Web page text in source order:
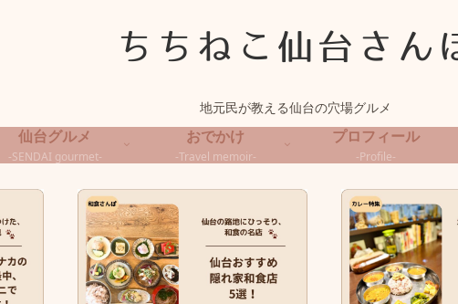
地元民が教える仙台の穴場グルメ
仙台グルメ
-SENDAI gourmet-
おでかけ
-Travel memoir-
プロフィール
-Profile-